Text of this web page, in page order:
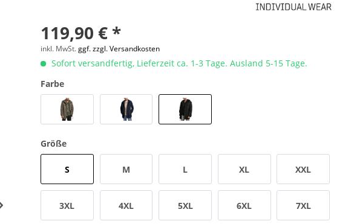
119,90 € *
inkl. MwSt.ggf. zzgl. Versandkosten
Sofort versandfertig, Lieferzeit ca. 1-3 Tage. Ausland 5-15 Tage.
Farbe
Größe
S M L XL XXL
3XL 4XL 5XL 6XL 7XL